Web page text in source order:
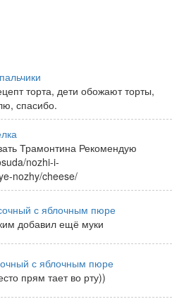
торта, дети обожают торты,
спасибо.
Трамонтина Рекомендую
nozhi-i-
nozhy/cheese/
с яблочным пюре
добавил ещё муки
с яблочным пюре
прям тает во рту))